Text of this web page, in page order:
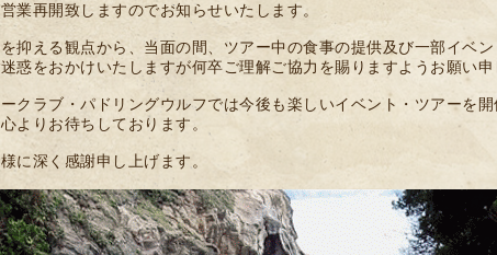
業再開致しますのでお知らせいたします。
抑える観点から、当面の間、ツアー中の食事の提供及び一部イベ
惑をおかけいたしますが何卒ご理解ご協力を賜りますようお願い申
クラブ・パドリングウルフでは今後も楽しいイベント・ツアーを開
よりお待ちしております。
に深く感謝申し上げます。